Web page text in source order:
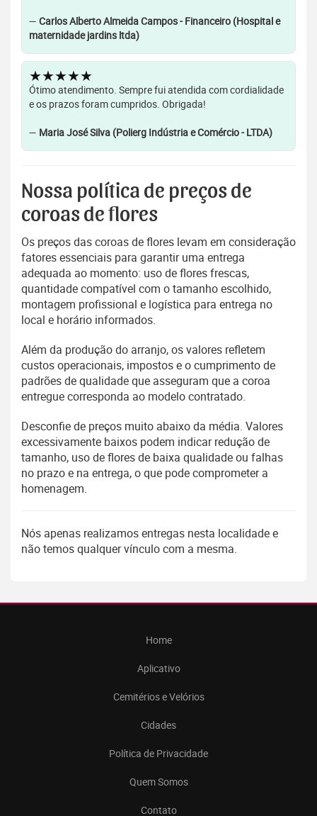
— Carlos Alberto Almeida Campos - Financeiro (Hospital e
maternidade jardins ltda)
★★★★★
Ótimo atendimento. Sempre fui atendida com cordialidade
e os prazos foram cumpridos. Obrigada!
— Maria José Silva (Polierg Indústria e Comércio - LTDA)
Nossa política de preços de
coroas de flores
Os preços das coroas de flores levam em consideração
fatores essenciais para garantir uma entrega
adequada ao momento: uso de flores frescas,
quantidade compatível com o tamanho escolhido,
montagem profissional e logística para entrega no
local e horário informados.
Além da produção do arranjo, os valores refletem
custos operacionais, impostos e o cumprimento de
padrões de qualidade que asseguram que a coroa
entregue corresponda ao modelo contratado.
Desconfie de preços muito abaixo da média. Valores
excessivamente baixos podem indicar redução de
tamanho, uso de flores de baixa qualidade ou falhas
no prazo e na entrega, o que pode comprometer a
homenagem.
Nós apenas realizamos entregas nesta localidade e
não temos qualquer vínculo com a mesma.
Home
Aplicativo
Cemitérios e Velórios
Cidades
Política de Privacidade
Quem Somos
Contato